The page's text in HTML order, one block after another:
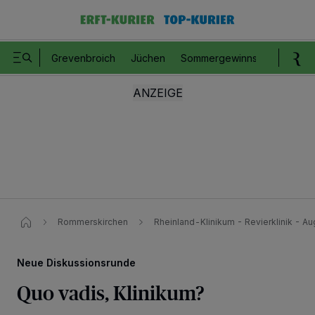
Grevenbroich Jüchen Sommergewinnspiel
Rommerskirchen Rheinland-Klinikum - Revierklinik -
Neue Diskussionsrunde
Quo vadis, Klinikum?